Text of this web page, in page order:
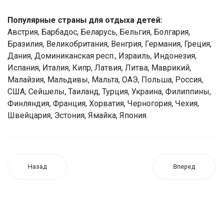
Популярные страны для отдыха детей:
Австрия, Барбадос, Беларусь, Бельгия, Болгария,
Бразилия, Великобритания, Венгрия, Германия, Греция,
Дания, Доминиканская респ., Израиль, Индонезия,
Испания, Италия, Кипр, Латвия, Литва, Маврикий,
Малайзия, Мальдивы, Мальта, ОАЭ, Польша, Россия,
США, Сейшелы, Таиланд, Турция, Украина, Филиппины,
Финляндия, Франция, Хорватия, Черногория, Чехия,
Швейцария, Эстония, Ямайка, Япония.
Назад Вперед